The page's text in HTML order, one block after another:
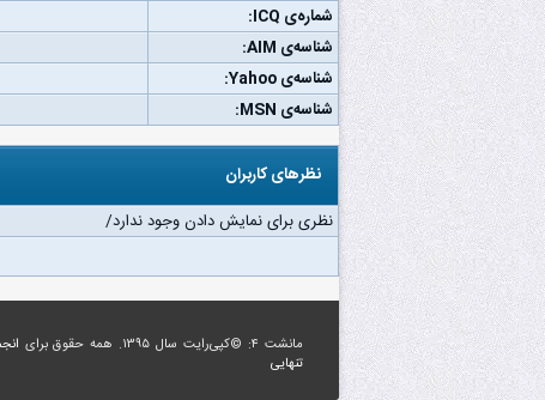
شماره‌ی ICQ:
شناسه‌ی AIM:
شناسه‌ی Yahoo:
شناسه‌ی MSN:
نظرهای کاربران
نظری برای نمایش دادن وجود ندارد/
مانشت ۴: ©کپی‌رایت سال ۱۳۹۵. همه حقوق برای
تنهایی